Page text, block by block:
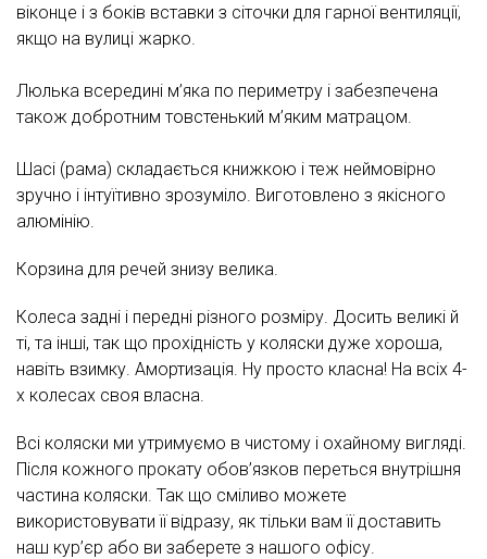
віконце і з боків вставки з сіточки для гарної вентиляції,
якщо на вулиці жарко.
Люлька всередині м’яка по периметру і забезпечена
також добротним товстенький м’яким матрацом.
Шасі (рама) складається книжкою і теж неймовірно
зручно і інтуїтивно зрозуміло. Виготовлено з якісного
алюмінію.
Корзина для речей знизу велика.
Колеса задні і передні різного розміру. Досить великі й
ті, та інші, так що прохідність у коляски дуже хороша,
навіть взимку. Амортизація. Ну просто класна! На всіх 4-
х колесах своя власна.
Всі коляски ми утримуємо в чистому і охайному вигляді.
Після кожного прокату обов’язков переться внутрішня
частина коляски. Так що сміливо можете
використовувати її відразу, як тільки вам її доставить
наш кур’єр або ви заберете з нашого офісу.